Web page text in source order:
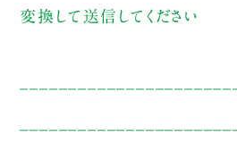
変換して送信してください